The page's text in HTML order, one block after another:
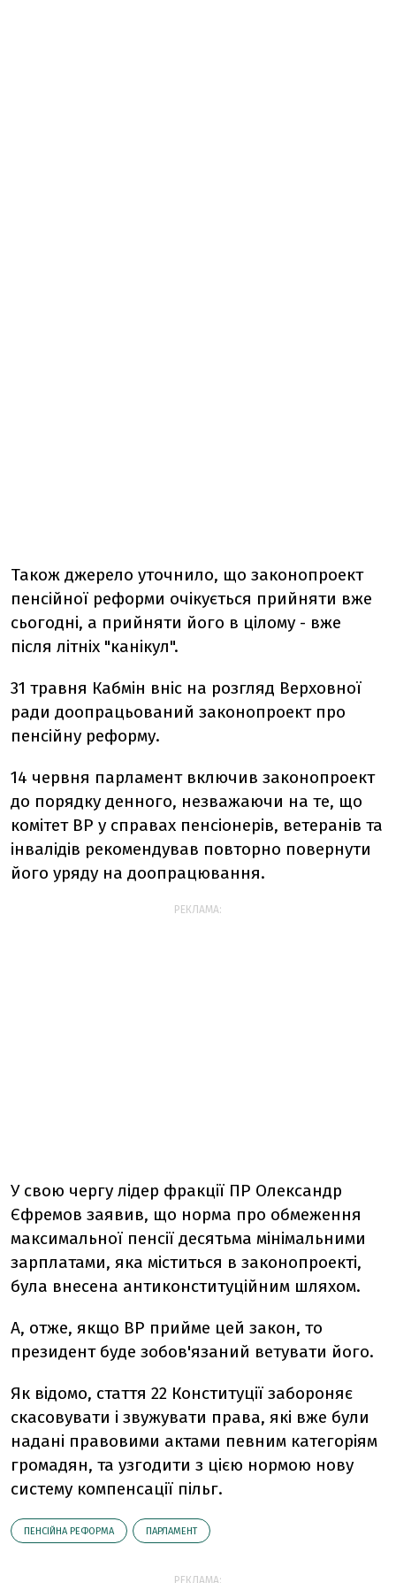
Також джерело уточнило, що законопроект
пенсійної реформи очікується прийняти вже
сьогодні, а прийняти його в цілому - вже
після літніх "канікул".
31 травня Кабмін вніс на розгляд Верховної
ради доопрацьований законопроект про
пенсійну реформу.
14 червня парламент включив законопроект
до порядку денного, незважаючи на те, що
комітет ВР у справах пенсіонерів, ветеранів та
інвалідів рекомендував повторно повернути
його уряду на доопрацювання.
РЕКЛАМА:
У свою чергу лідер фракції ПР Олександр
Єфремов заявив, що норма про обмеження
максимальної пенсії десятьма мінімальними
зарплатами, яка міститься в законопроекті,
була внесена антиконституційним шляхом.
А, отже, якщо ВР прийме цей закон, то
президент буде зобов'язаний ветувати його.
Як відомо, стаття 22 Конституції забороняє
скасовувати і звужувати права, які вже були
надані правовими актами певним категоріям
громадян, та узгодити з цією нормою нову
систему компенсації пільг.
ПЕНСІЙНА РЕФОРМА ПАРЛАМЕНТ
РЕКЛАМА: